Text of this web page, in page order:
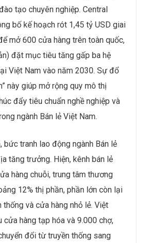
tạo chuyên nghiệp. Central
bố kế hoạch rót 1,45 tỷ USD giai
mở 600 cửa hàng trên toàn quốc,
đặt mục tiêu tăng gấp ba hệ
Việt Nam vào năm 2030. Sự đổ
này giúp mở rộng quy mô thị
đẩy tiêu chuẩn nghề nghiệp và
ngành Bán lẻ Việt Nam.
bức tranh lao động ngành Bán lẻ
tăng trưởng. Hiện, kênh bán lẻ
hàng chuỗi, trung tâm thương
12% thị phần, phần lớn còn lại
thống và cửa hàng nhỏ lẻ. Việt
cửa hàng tạp hóa và 9.000 chợ,
đổi từ truyền thống sang